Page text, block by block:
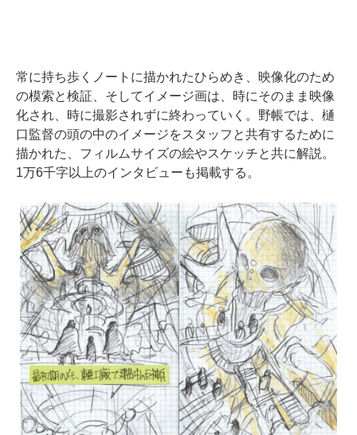
常に持ち歩くノートに描かれたひらめき、映像化のため
の模索と検証、そしてイメージ画は、時にそのまま映像
化され、時に撮影されずに終わっていく。野帳では、樋
口監督の頭の中のイメージをスタッフと共有するために
描かれた、フィルムサイズの絵やスケッチと共に解説。
1万6千字以上のインタビューも掲載する。